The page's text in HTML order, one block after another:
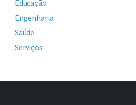
Educação
Engenharia
Saúde
Serviços